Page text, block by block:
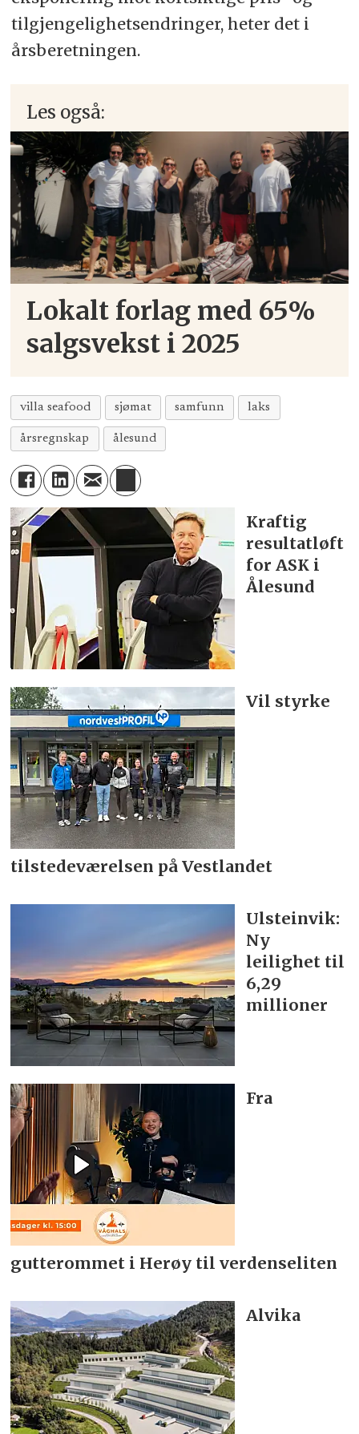
tilgjengelighetsendringer, heter det i
årsberetningen.
Les også:
Lokalt forlag med 65%
salgsvekst i 2025
villa seafood sjømat samfunn laks
årsregnskap ålesund
Kraftig
resultatløft
for ASK i
Ålesund
Vil styrke
tilstedeværelsen på Vestlandet
Ulsteinvik:
Ny
leilighet til
6,29
millioner
Fra
gutterommet i Herøy til verdenseliten
Alvika